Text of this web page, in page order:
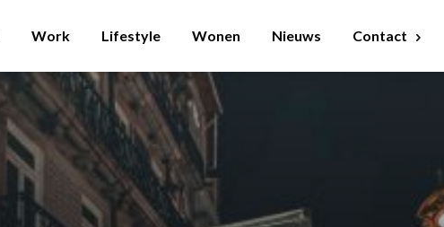
Work Lifestyle Wonen Nieuws Contact